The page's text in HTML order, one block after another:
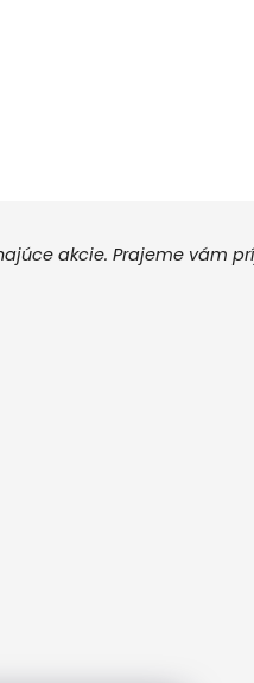
akcie. Prajeme vám